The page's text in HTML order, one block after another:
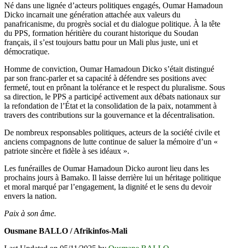
Né dans une lignée d’acteurs politiques engagés, Oumar Hamadoun
Dicko incarnait une génération attachée aux valeurs du
panafricanisme, du progrès social et du dialogue politique. À la tête
du PPS, formation héritière du courant historique du Soudan
français, il s’est toujours battu pour un Mali plus juste, uni et
démocratique.
Homme de conviction, Oumar Hamadoun Dicko s’était distingué
par son franc-parler et sa capacité à défendre ses positions avec
fermeté, tout en prônant la tolérance et le respect du pluralisme. Sous
sa direction, le PPS a participé activement aux débats nationaux sur
la refondation de l’État et la consolidation de la paix, notamment à
travers des contributions sur la gouvernance et la décentralisation.
De nombreux responsables politiques, acteurs de la société civile et
anciens compagnons de lutte continue de saluer la mémoire d’un «
patriote sincère et fidèle à ses idéaux ».
Les funérailles de Oumar Hamadoun Dicko auront lieu dans les
prochains jours à Bamako. Il laisse derrière lui un héritage politique
et moral marqué par l’engagement, la dignité et le sens du devoir
envers la nation.
Paix à son âme.
Ousmane BALLO / Afrikinfos-Mali